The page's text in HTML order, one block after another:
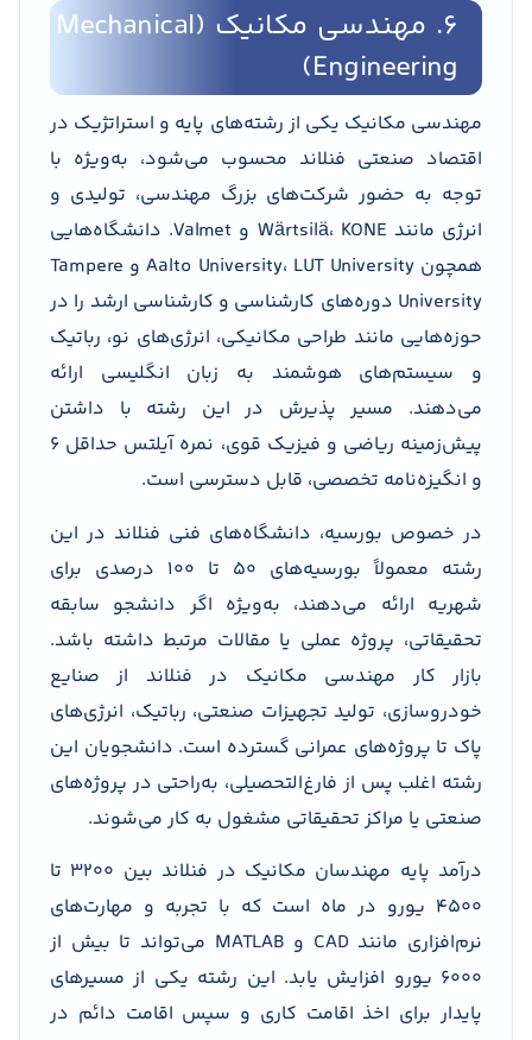
6. مهندسی مکانیک (Mechanical
Engineering)
مهندسی مکانیک یکی از رشته‌های پایه و استراتژیک در
اقتصاد صنعتی فنلاند محسوب می‌شود، به‌ویژه با
توجه به حضور شرکت‌های بزرگ مهندسی، تولیدی و
انرژی مانند Wärtsilä، KONE و Valmet. دانشگاه‌هایی
همچون Aalto University، LUT University و Tampere
University دوره‌های کارشناسی و کارشناسی ارشد را در
حوزه‌هایی مانند طراحی مکانیکی، انرژی‌های نو، رباتیک
و سیستم‌های هوشمند به زبان انگلیسی ارائه
می‌دهند. مسیر پذیرش در این رشته با داشتن
پیش‌زمینه ریاضی و فیزیک قوی، نمره آیلتس حداقل ۶
و انگیزه‌نامه تخصصی، قابل دسترسی است.
در خصوص بورسیه، دانشگاه‌های فنی فنلاند در این
رشته معمولاً بورسیه‌های ۵۰ تا ۱۰۰ درصدی برای
شهریه ارائه می‌دهند، به‌ویژه اگر دانشجو سابقه
تحقیقاتی، پروژه عملی یا مقالات مرتبط داشته باشد.
بازار کار مهندسی مکانیک در فنلاند از صنایع
خودروسازی، تولید تجهیزات صنعتی، رباتیک، انرژی‌های
پاک تا پروژه‌های عمرانی گسترده است. دانشجویان این
رشته اغلب پس از فارغ‌التحصیلی، به‌راحتی در پروژه‌های
صنعتی یا مراکز تحقیقاتی مشغول به کار می‌شوند.
درآمد پایه مهندسان مکانیک در فنلاند بین ۳۲۰۰ تا
۴۵۰۰ یورو در ماه است که با تجربه و مهارت‌های
نرم‌افزاری مانند CAD و MATLAB می‌تواند تا بیش از
۶۰۰۰ یورو افزایش یابد. این رشته یکی از مسیرهای
پایدار برای اخذ اقامت کاری و سپس اقامت دائم در